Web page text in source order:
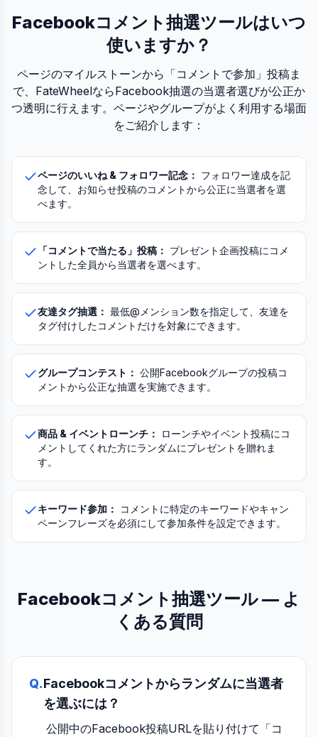
Facebookコメント抽選ツールはいつ
使いますか？
ページのマイルストーンから「コメントで参加」投稿ま
で、FateWheelならFacebook抽選の当選者選びが公正か
つ透明に行えます。ページやグループがよく利用する場面
をご紹介します：
ページのいいね & フォロワー記念： フォロワー達成を記
念して、お知らせ投稿のコメントから公正に当選者を選
べます。
「コメントで当たる」投稿： プレゼント企画投稿にコメ
ントした全員から当選者を選べます。
友達タグ抽選： 最低@メンション数を指定して、友達を
タグ付けしたコメントだけを対象にできます。
グループコンテスト： 公開Facebookグループの投稿コ
メントから公正な抽選を実施できます。
商品 & イベントローンチ：
ローンチやイベント投稿にコ
メントしてくれた方にランダムにプレゼントを贈れま
す。
キーワード参加：
コメントに特定のキーワードやキャン
ペーンフレーズを必須にして参加条件を設定できます。
Facebookコメント抽選ツール — よ
くある質問
Q.Facebookコメントからランダムに当選者
を選ぶには？
公開中のFacebook投稿URLを貼り付けて「コ